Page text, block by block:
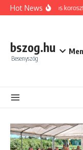
Ugrás a tartalomhoz
Hot News2026-os
bszog.hu
Besenyszög